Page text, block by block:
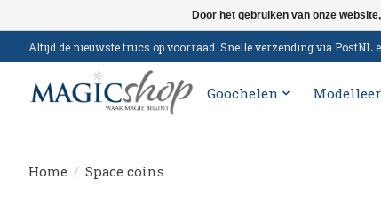
Altijd de nieuwste trucs op voorraad. Snelle verzending via
Goochelen
Home / Space coins
Door het gebruiken van onze